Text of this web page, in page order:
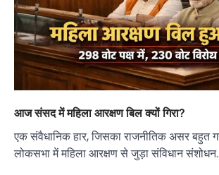
आज संसद में महिला आरक्षण बिल क्यों गिरा?
एक संवैधानिक हार, जिसका राजनीतिक असर बहुत
लोकसभा में महिला आरक्षण से जुड़ा संविधान